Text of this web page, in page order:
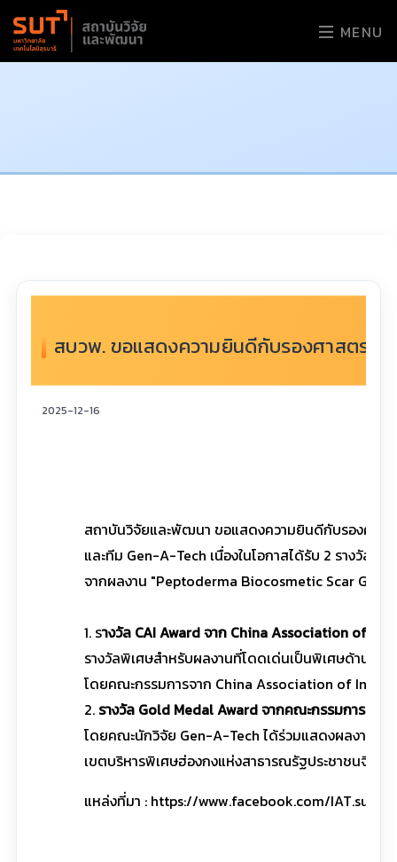
MENU
สบวพ. ขอแสดงความยินดีกับรองศาสตราจ
2025-12-16
สถาบันวิจัยและพัฒนา ขอแสดงความยินดีกับรองศาสต
และทีม Gen-A-Tech เนื่องในโอกาสได้รับ 2 รางวัล
จากผลงาน "Peptoderma Biocosmetic Scar Gel
1. รางวัล CAI Award จาก China Association of
รางวัลพิเศษสำหรับผลงานที่โดดเด่นเป็นพิเศษด้านคว
โดยคณะกรรมการจาก China Association of
2. รางวัล Gold Medal Award จากคณะกรรมการนาน
โดยคณะนักวิจัย Gen-A-Tech ได้ร่วมแสดงผลงานสิ่
เขตบริหารพิเศษฮ่องกงแห่งสาธารณรัฐประชาชนจีน
แหล่งที่มา : https://www.facebook.com/